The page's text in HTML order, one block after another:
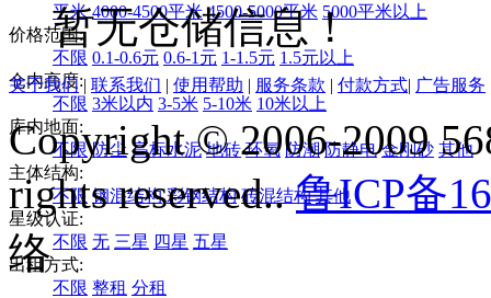
平米 4000-4500平米 4500-5000平米 5000平米以上
价格范围:
不限 0.1-0.6元 0.6-1元 1-1.5元 1.5元以上
仓内高度:
不限 3米以内 3-5米 5-10米 10米以上
库内地面:
不限 防尘 高标水泥 地砖 环氧 防潮 防静电 金刚砂 其他
主体结构:
不限 钢混结构 彩钢结构 砖混结构 其他
星级认证:
不限 无 三星 四星 五星
出租方式:
不限 整租 分租
暂无仓储信息！
关于我们| 联系我们 | 使用帮助 | 服务条款 | 付款方式| 广告服务
Copyright © 2006-2009
rights reserved..鲁ICP备
络